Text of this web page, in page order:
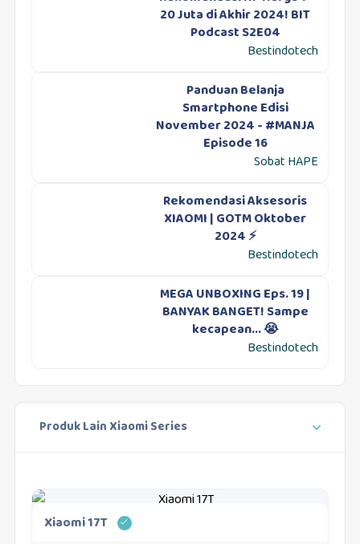
20 Juta di Akhir 2024! BIT
Podcast S2E04
Bestindotech
Panduan Belanja
Smartphone Edisi
November 2024 - #MANJA
Episode 16
Sobat HAPE
Rekomendasi Aksesoris
XIAOMI | GOTM Oktober
2024 ⚡️
Bestindotech
MEGA UNBOXING Eps. 19 |
BANYAK BANGET! Sampe
kecapean... 😭
Bestindotech
Produk Lain Xiaomi Series
Xiaomi 17T